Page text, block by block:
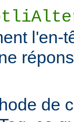
l'en-
de